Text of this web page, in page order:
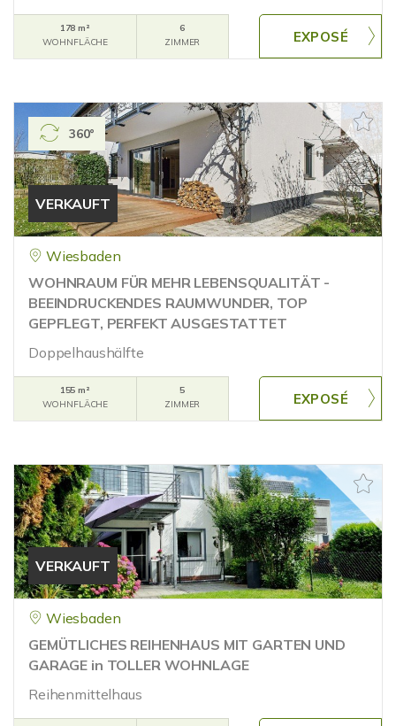
178 m²
WOHNFLÄCHE
6
ZIMMER
VERKAUFT
360°
Wiesbaden
WOHNRAUM FÜR MEHR LEBENSQUALITÄT -
BEEINDRUCKENDES RAUMWUNDER, TOP
GEPFLEGT, PERFEKT AUSGESTATTET
Doppelhaushälfte
155 m²
WOHNFLÄCHE
5
ZIMMER
VERKAUFT
Wiesbaden
GEMÜTLICHES REIHENHAUS MIT GARTEN UND
GARAGE in TOLLER WOHNLAGE
Reihenmittelhaus